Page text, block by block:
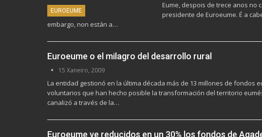
EUROEUME
Eume, despois de trece anos no
presidente de Euroeume. É a
embargo, non están a…
Euroeume o el milagro del desarrollo rural
15 Xaneiro, 2009
La entidad gestionó en la última década más de 13 millones de fondos
voluntarios que han hecho posible la transformación del territorio
canalizó a través de la…
Euroeume ve reducidos en un 30% los fondos de